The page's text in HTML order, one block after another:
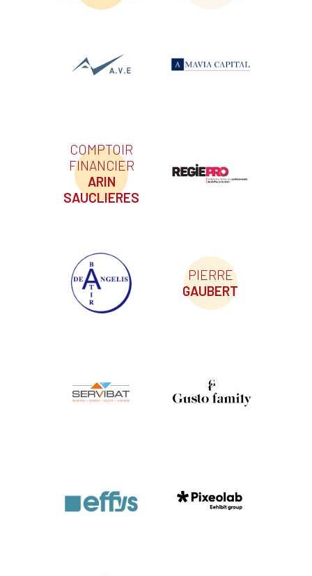
COMPTOIR
FINANCIER
ARIN
SAUCLIERES
PIERRE
GAUBERT